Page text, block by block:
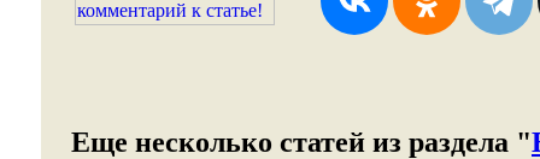
Еще несколько статей из раздела "